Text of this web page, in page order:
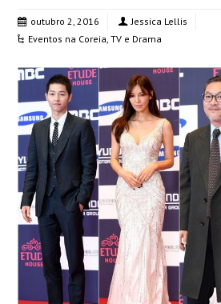
outubro 2, 2016
Jessica Lellis
Eventos na Coreia,TV e Drama